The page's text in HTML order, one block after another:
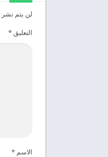
لن يتم نشر
التعليق*
الاسم *